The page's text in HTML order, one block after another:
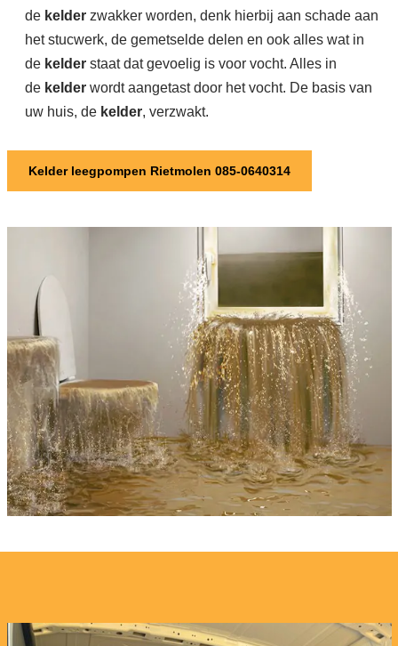
de kelderzwakker worden, denk hierbij aan schade aan
het stucwerk, de gemetselde delen en ook alles wat in
de kelderstaat dat gevoelig is voor vocht. Alles in
de kelderwordt aangetast door het vocht. De basis van
uw huis, de kelder, verzwakt.
Kelder leegpompen Rietmolen 085-0640314